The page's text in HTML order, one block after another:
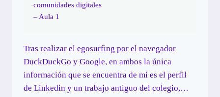
comunidades digitales
– Aula 1
Tras realizar el egosurfing por el navegador
DuckDuckGo y Google, en ambos la única
información que se encuentra de mí es el perfil
de Linkedin y un trabajo antiguo del colegio,…